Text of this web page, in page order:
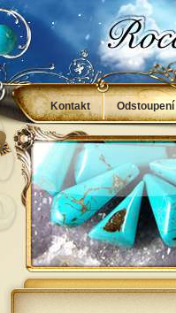
Kontakt
Obchodní podmínky